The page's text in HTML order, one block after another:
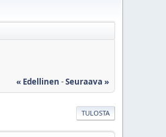
« Edellinen -Seuraava »
TULOSTA